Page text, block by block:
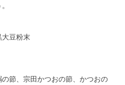
大豆粉末
節、宗田かつおの節、かつおの